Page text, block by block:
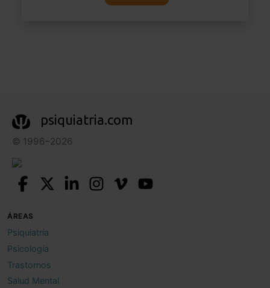
psiquiatria.com
© 1996–2026
ÁREAS
Psiquiatría
Psicología
Trastornos
Salud Mental